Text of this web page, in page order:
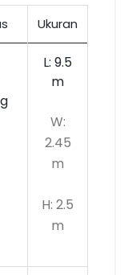
Ukuran
L: 9.5
m
W:
2.45
m
H: 2.5
m